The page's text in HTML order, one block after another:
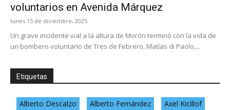
voluntarios en Avenida Márquez
lunes 15 de diciembre, 2025
Un grave incidente vial a la altura de Morón terminó con la vida de
un bombero voluntario de Tres de Febrero, Matías di Paolo,...
Etiquetas
Alberto Descalzo Alberto Fernández
Axel Kicillof